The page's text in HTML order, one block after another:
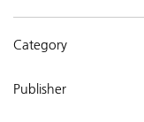
Category
Publisher